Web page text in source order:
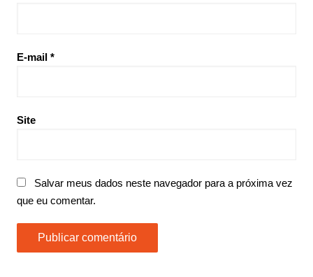
E-mail *
Site
Salvar meus dados neste navegador para a próxima vez
que eu comentar.